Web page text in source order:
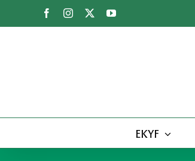
FacebookInstagram YouTube
EKYF